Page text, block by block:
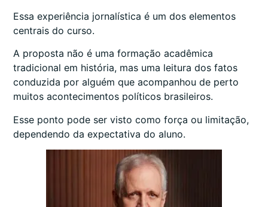
Essa experiência jornalística é um dos elementos
centrais do curso.
A proposta não é uma formação acadêmica
tradicional em história, mas uma leitura dos fatos
conduzida por alguém que acompanhou de perto
muitos acontecimentos políticos brasileiros.
Esse ponto pode ser visto como força ou limitação,
dependendo da expectativa do aluno.